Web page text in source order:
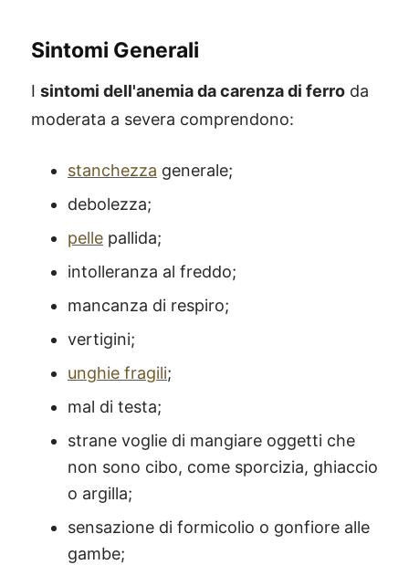
Sintomi Generali
I sintomi dell'anemia da carenza di ferro da
moderata a severa comprendono:
stanchezza generale;
debolezza;
pelle pallida;
intolleranza al freddo;
mancanza di respiro;
vertigini;
unghie fragili;
mal di testa;
strane voglie di mangiare oggetti che
non sono cibo, come sporcizia, ghiaccio
o argilla;
sensazione di formicolio o gonfiore alle
gambe;